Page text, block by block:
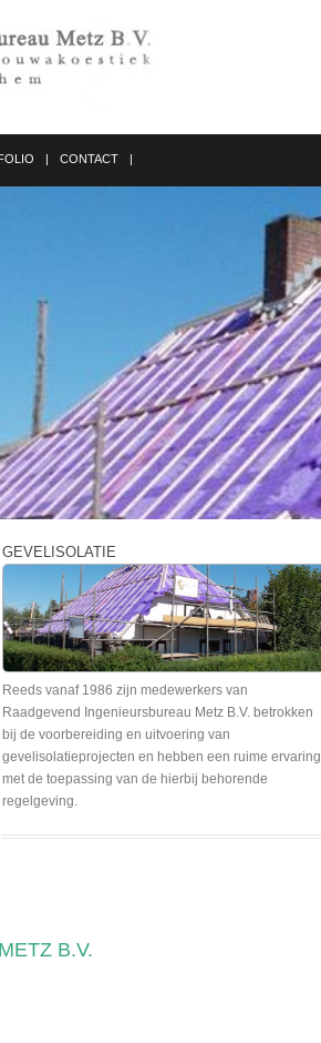
CONTACT
GEVELISOLATIE
Reeds vanaf 1986 zijn medewerkers van
Raadgevend Ingenieursbureau Metz B.V. betrokken
bij de voorbereiding en uitvoering van
gevelisolatieprojecten en hebben een ruime ervaring
met de toepassing van de hierbij behorende
regelgeving.
B.V.